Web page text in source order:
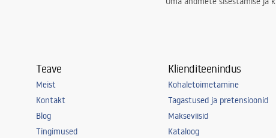
Teave
Meist
Kontakt
Blog
Tingimused
Klienditeenindus
Kohaletoimetamine
Tagastused ja pretensioonid
Makseviisid
Kataloog